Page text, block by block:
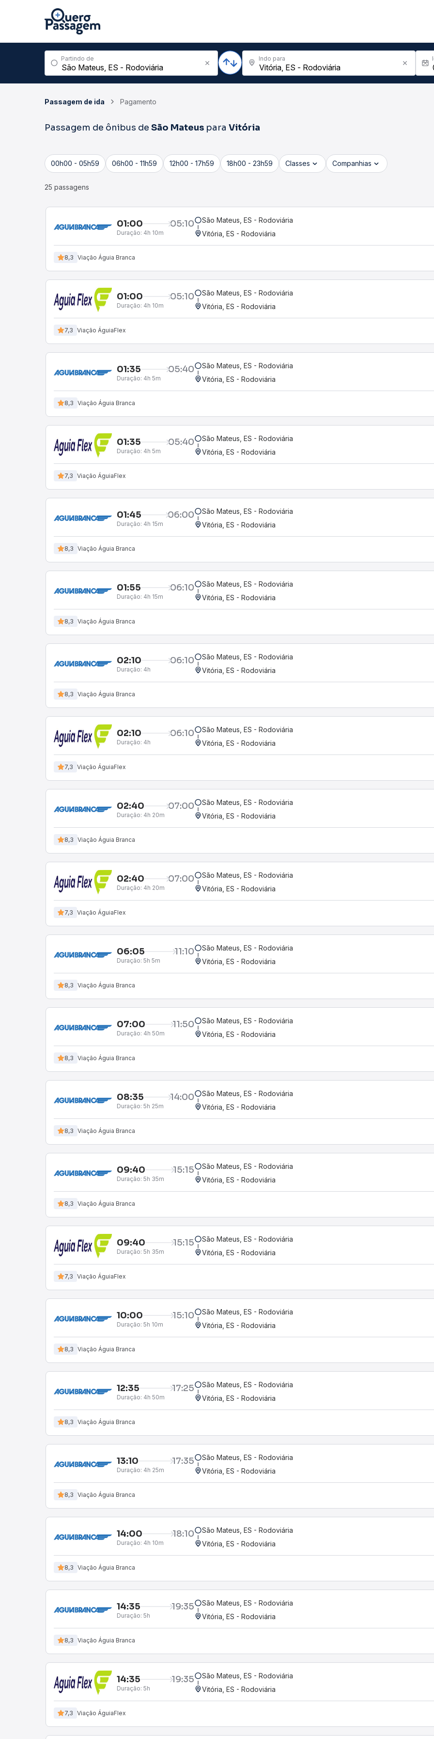
Partindo de Indo para
Passagem de ida Pagamento
Passagem de ônibus de São Mateus para Vitória
00h00 - 05h59 06h00 - 11h59 12h00 - 17h59 18h00 - 23h59 Classes Companhias
25 passagens
01:00 05:10
Duração: 4h 10m
São Mateus, ES - Rodoviária
Vitória, ES - Rodoviária
8,3 Viação Águia Branca
01:00 05:10
Duração: 4h 10m
São Mateus, ES - Rodoviária
Vitória, ES - Rodoviária
7,3 Viação ÁguiaFlex
01:35 05:40
Duração: 4h 5m
São Mateus, ES - Rodoviária
Vitória, ES - Rodoviária
8,3 Viação Águia Branca
01:35 05:40
Duração: 4h 5m
São Mateus, ES - Rodoviária
Vitória, ES - Rodoviária
7,3 Viação ÁguiaFlex
01:45 06:00
Duração: 4h 15m
São Mateus, ES - Rodoviária
Vitória, ES - Rodoviária
8,3 Viação Águia Branca
01:55 06:10
Duração: 4h 15m
São Mateus, ES - Rodoviária
Vitória, ES - Rodoviária
8,3 Viação Águia Branca
02:10 06:10
Duração: 4h
São Mateus, ES - Rodoviária
Vitória, ES - Rodoviária
8,3 Viação Águia Branca
02:10 06:10
Duração: 4h
São Mateus, ES - Rodoviária
Vitória, ES - Rodoviária
7,3 Viação ÁguiaFlex
02:40 07:00
Duração: 4h 20m
São Mateus, ES - Rodoviária
Vitória, ES - Rodoviária
8,3 Viação Águia Branca
02:40 07:00
Duração: 4h 20m
São Mateus, ES - Rodoviária
Vitória, ES - Rodoviária
7,3 Viação ÁguiaFlex
06:05 11:10
Duração: 5h 5m
São Mateus, ES - Rodoviária
Vitória, ES - Rodoviária
8,3 Viação Águia Branca
07:00 11:50
Duração: 4h 50m
São Mateus, ES - Rodoviária
Vitória, ES - Rodoviária
8,3 Viação Águia Branca
08:35 14:00
Duração: 5h 25m
São Mateus, ES - Rodoviária
Vitória, ES - Rodoviária
8,3 Viação Águia Branca
09:40 15:15
Duração: 5h 35m
São Mateus, ES - Rodoviária
Vitória, ES - Rodoviária
8,3 Viação Águia Branca
09:40 15:15
Duração: 5h 35m
São Mateus, ES - Rodoviária
Vitória, ES - Rodoviária
7,3 Viação ÁguiaFlex
10:00 15:10
Duração: 5h 10m
São Mateus, ES - Rodoviária
Vitória, ES - Rodoviária
8,3 Viação Águia Branca
12:35 17:25
Duração: 4h 50m
São Mateus, ES - Rodoviária
Vitória, ES - Rodoviária
8,3 Viação Águia Branca
13:10 17:35
Duração: 4h 25m
São Mateus, ES - Rodoviária
Vitória, ES - Rodoviária
8,3 Viação Águia Branca
14:00 18:10
Duração: 4h 10m
São Mateus, ES - Rodoviária
Vitória, ES - Rodoviária
8,3 Viação Águia Branca
14:35 19:35
Duração: 5h
São Mateus, ES - Rodoviária
Vitória, ES - Rodoviária
8,3 Viação Águia Branca
14:35 19:35
Duração: 5h
São Mateus, ES - Rodoviária
Vitória, ES - Rodoviária
7,3 Viação ÁguiaFlex